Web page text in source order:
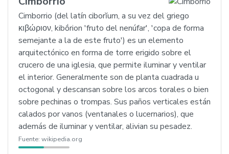
Cimborrio (del latín ciborĭum, a su vez del griego
κιβώριον, kibṓrion 'fruto del nenúfar', 'copa de forma
semejante a la de este fruto') es un elemento
arquitectónico en forma de torre erigido sobre el
crucero de una iglesia, que permite iluminar y ventilar
el interior. Generalmente son de planta cuadrada u
octogonal y descansan sobre los arcos torales o bien
sobre pechinas o trompas. Sus paños verticales están
calados por vanos (ventanales o lucernarios), que
además de iluminar y ventilar, alivian su pesadez.
Fuente: wikipedia.org